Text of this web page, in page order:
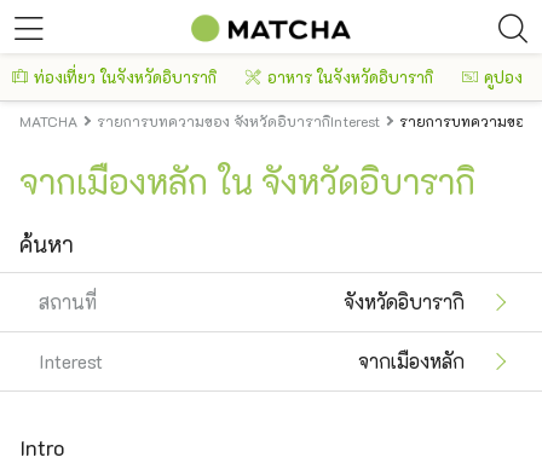
ท่องเที่ยว ในจังหวัดอิบารากิ อาหาร ในจังหวัดอิบารากิ คูปอง
MATCHA รายการบทความของ จังหวัดอิบารากิInterest รายการบทความของ
จากเมืองหลัก ใน จังหวัดอิบารากิ
ค้นหา
สถานที่ จังหวัดอิบารากิ
Interest จากเมืองหลัก
Intro